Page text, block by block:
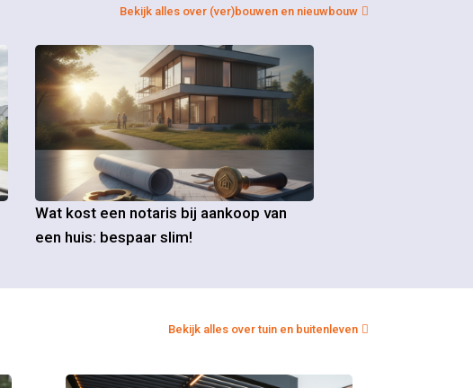
Bekijk alles over (ver)bouwen en nieuwbouw
Wat kost een notaris bij aankoop van
een huis: bespaar slim!
Bekijk alles over tuin en buitenleven